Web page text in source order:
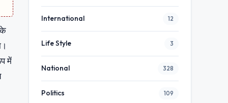
के
में
International 12
Life Style 3
National 328
Politics 109